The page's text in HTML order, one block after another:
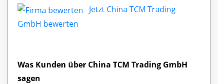
Jetzt China TCM Trading
GmbH bewerten
Was Kunden über China TCM Trading GmbH
sagen